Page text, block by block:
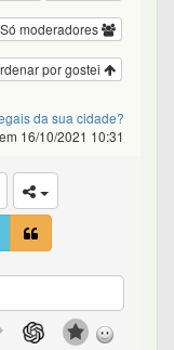
Só moderadores
por gostei
da sua cidade?
em 16/10/2021 10:31